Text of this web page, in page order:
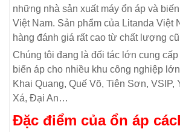
những nhà sản xuất máy ổn áp và
Việt Nam. Sản phẩm của Litanda Việt
hàng đánh giá rất cao từ chất lượng
Chúng tôi đang là đối tác lớn cung cấp
biến áp cho nhiều khu công nghiệp
Khai Quang, Quế Võ, Tiên Sơn, VSIP,
Xá, Đại An…
Đặc điểm của ổn áp